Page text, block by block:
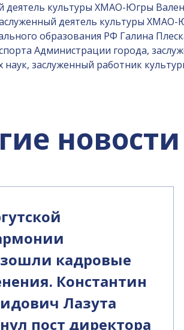
деятель культуры ХМАО-Югры
деятель культуры
образования РФ Галина
Администрации города,
наук, заслуженный работник
новости
кадровые
Константин
Лазута
пост директора